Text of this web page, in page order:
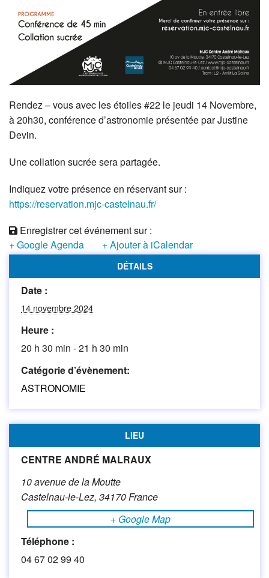
Rendez – vous avec les étoiles #22 le jeudi 14 Novembre,
à 20h30, conférence d’astronomie présentée par Justine
Devin.
Une collation sucrée sera partagée.
Indiquez votre présence en réservant sur :
https://reservation.mjc-castelnau.fr/
Enregistrer cet événement sur :
+ Google Agenda
+ Ajouter à iCalendar
DÉTAILS
Date :
14 novembre 2024
Heure :
20 h 30 min - 21 h 30 min
Catégorie d’évènement:
ASTRONOMIE
LIEU
CENTRE ANDRÉ MALRAUX
10 avenue de la Moutte
Castelnau-le-Lez, 34170France
+ Google Map
Téléphone :
04 67 02 99 40